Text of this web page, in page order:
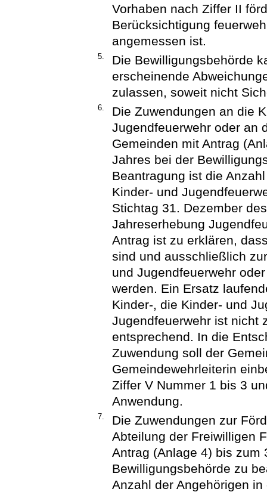
Vorhaben nach Ziffer II
Berücksichtigung
angemessen ist.
5.
Die Bewilligungsbehörde
erscheinende
zulassen, soweit nicht
6.
Die Zuwendungen an die
Jugendfeuerwehr oder an
Gemeinden mit Antrag
Jahres bei der
Beantragung ist die
Kinder- und
Stichtag 31. Dezember
Jahreserhebung
Antrag ist zu erklären,
sind und ausschließlich
und Jugendfeuerwehr
werden. Ein Ersatz
Kinder-, die Kinder- und
Jugendfeuerwehr ist nicht
entsprechend. In die
Zuwendung soll der
Gemeindewehrleiterin
Ziffer V Nummer 1 bis 3
Anwendung.
7.
Die Zuwendungen zur
Abteilung der Freiwilligen
Antrag (Anlage 4) bis zum
Bewilligungsbehörde zu
Anzahl der Angehörigen